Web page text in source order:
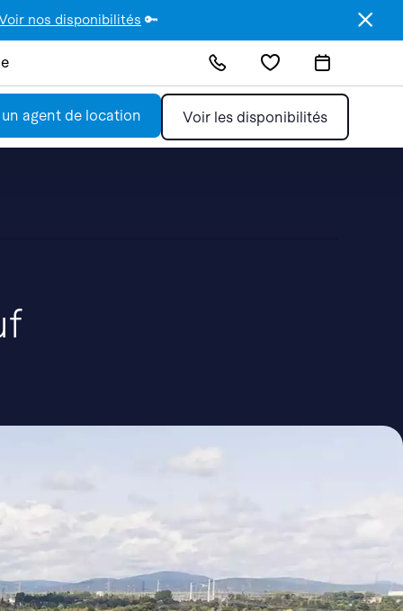
nos disponibilités 🔑
agent de location Voir les disponibilités